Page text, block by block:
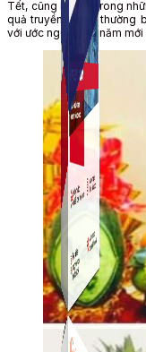
Simple
Phần mềm
Tết, cũng là một trong
quả truyền thống thường
với ước nguyện là năm